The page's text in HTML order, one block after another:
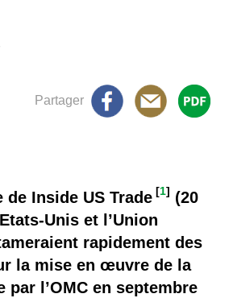
Partager
Inside US Trade [1] (20
Unis et l’Union
rapidement des
la mise en œuvre de la
par l’OMC en septembre